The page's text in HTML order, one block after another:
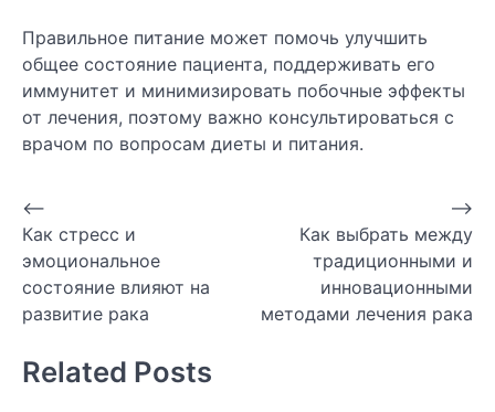
Правильное питание может помочь улучшить
общее состояние пациента, поддерживать его
иммунитет и минимизировать побочные эффекты
от лечения, поэтому важно консультироваться с
врачом по вопросам диеты и питания.
Навигация
по
записям
⟵
Как стресс и
эмоциональное
состояние влияют на
развитие рака
Как выбрать между
традиционными и
инновационными
методами лечения рака
⟶
Related Posts